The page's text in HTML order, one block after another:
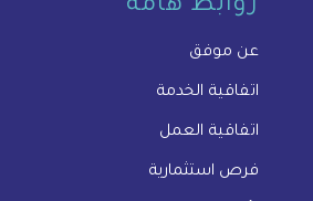
روابط هامة
عن موفق
اتفاقية الخدمة
اتفاقية العمل
فرص استثمارية